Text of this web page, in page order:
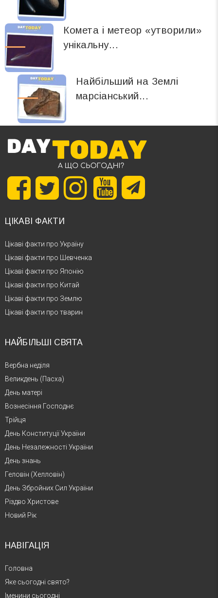
Комета і метеор «утворили»
унікальну...
Найбільший на Землі
марсіанський...
ЦІКАВІ ФАКТИ
Цікаві факти про Україну
Цікаві факти про Шевченка
Цікаві факти про Японію
Цікаві факти про Китай
Цікаві факти про Землю
Цікаві факти про тварин
НАЙБІЛЬШІ СВЯТА
Вербна неділя
Великдень (Пасха)
День матері
Вознесіння Господнє
Трійця
День Конституції України
День Незалежності України
День знань
Геловін (Хелловін)
День Збройних Сил України
Різдво Христове
Новий Рік
НАВІГАЦІЯ
Головна
Яке сьогодні свято?
Іменини сьогодні